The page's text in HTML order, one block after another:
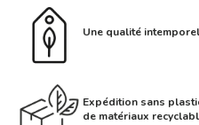
Une qualité
Expédition sans
de matériaux